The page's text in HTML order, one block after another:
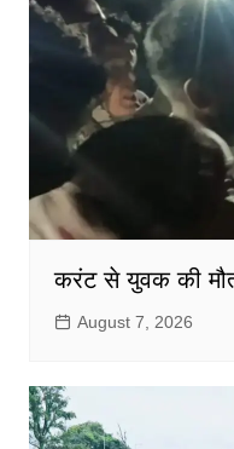
करंट से युवक की
August 7, 2026